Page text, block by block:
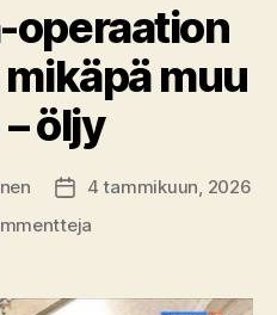
operaation
muu
öljy
Julkaisupäivämäärä
4 tammikuun, 2026
keskiössä